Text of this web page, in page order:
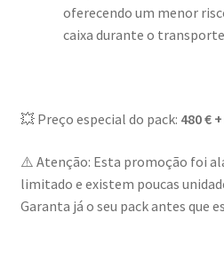
oferecendo um menor
caixa durante o
💥 Preço especial do pack: 480 €
⚠️ Atenção: Esta promoção foi
limitado e existem poucas
Garanta já o seu pack antes que